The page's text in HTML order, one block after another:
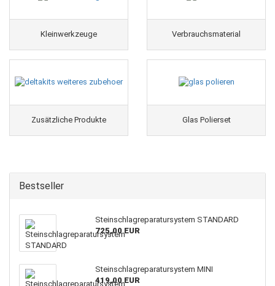
Kleinwerkzeuge Verbrauchsmaterial
Zusätzliche Produkte Glas Polierset
Bestseller
Steinschlagreparatursystem STANDARD
725,00 EUR
Steinschlagreparatursystem MINI
419,00 EUR